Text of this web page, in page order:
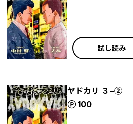
試し読み
ヤドカリ ３−②
100
ポイント